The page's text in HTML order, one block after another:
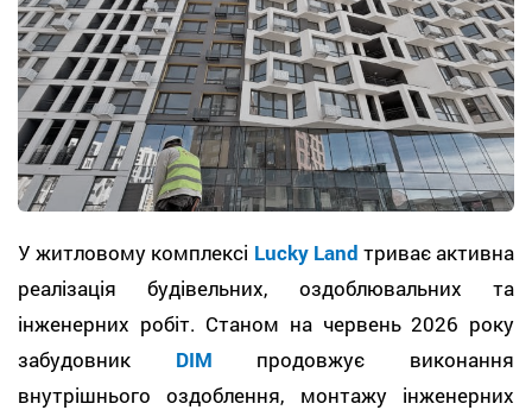
У житловому комплексі Lucky Land триває активна
реалізація будівельних, оздоблювальних та
інженерних робіт. Станом на червень 2026 року
забудовник DIM продовжує виконання
внутрішнього оздоблення, монтажу інженерних